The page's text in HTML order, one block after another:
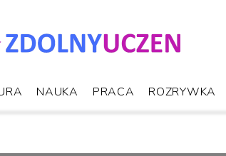
NAUKA PRACA ROZRYWKA